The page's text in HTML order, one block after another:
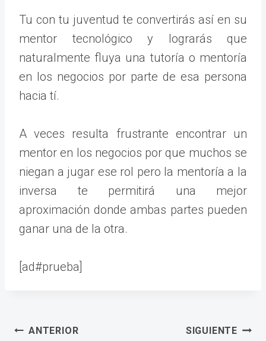
Tu con tu juventud te convertirás así en su
mentor tecnológico y lograrás que
naturalmente fluya una tutoría o mentoría
en los negocios por parte de esa persona
hacia tí.
A veces resulta frustrante encontrar un
mentor en los negocios por que muchos se
niegan a jugar ese rol pero la mentoría a la
inversa te permitirá una mejor
aproximación donde ambas partes pueden
ganar una de la otra.
[ad#prueba]
Navegación
ANTERIOR SIGUIENTE